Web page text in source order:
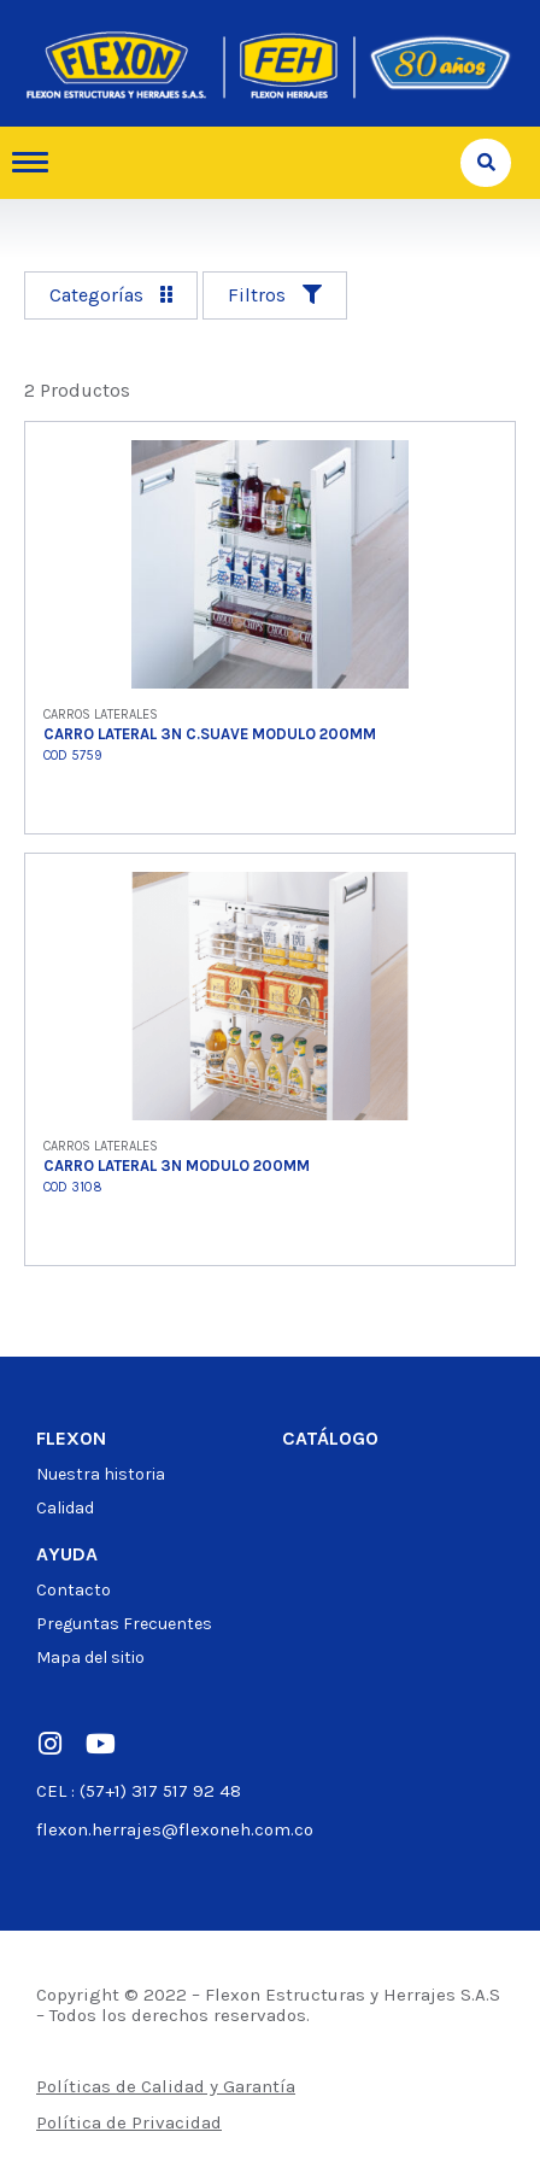
Categorías Filtros
2 Productos
CARROS LATERALES
CARRO LATERAL 3N C.SUAVE MODULO 200MM
COD 5759
Ver producto
CARROS LATERALES
CARRO LATERAL 3N MODULO 200MM
COD 3108
CEL : (57+1) 317 517 92 48
flexon.herrajes@flexoneh.com.co
FLEXON
Nuestra historia
Calidad
CATÁLOGO
AYUDA
Contacto
Preguntas Frecuentes
Mapa del sitio
Copyright © 2022 – Flexon Estructuras y Herrajes S.A.S
– Todos los derechos reservados.
Políticas de Calidad y Garantía
Política de Privacidad